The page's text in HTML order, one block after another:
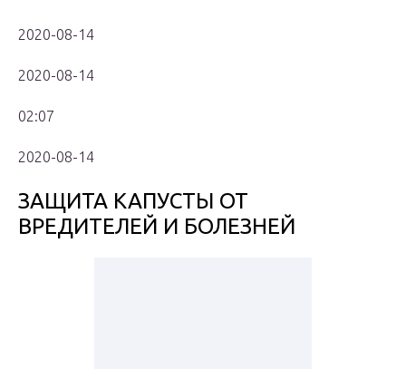
2020-08-14
2020-08-14
02:07
2020-08-14
ЗАЩИТА КАПУСТЫ ОТ
ВРЕДИТЕЛЕЙ И БОЛЕЗНЕЙ